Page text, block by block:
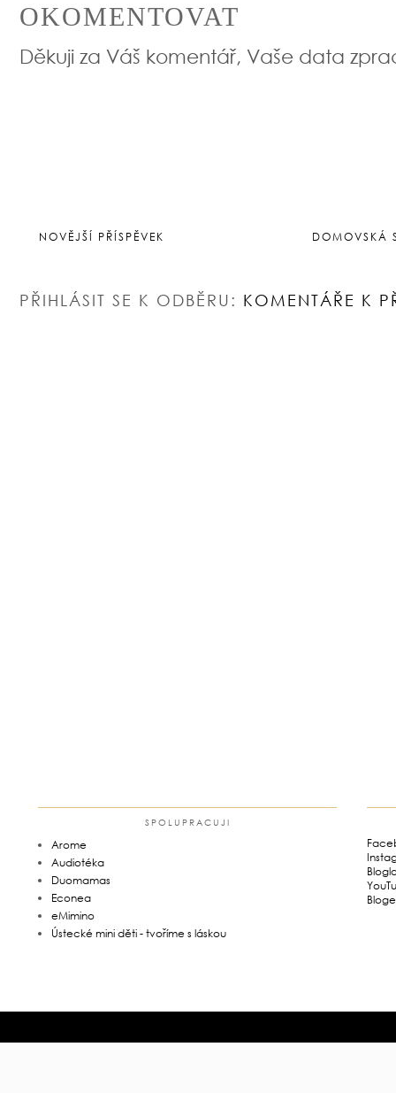
OKOMENTOVAT
Děkuji za Váš komentář, Vaše data
NOVĚJŠÍ PŘÍSPĚVEK DOMOVSKÁ
PŘIHLÁSIT SE K ODBĚRU: KOMENTÁŘE K
SPOLUPRACUJI
Arome
Audiotéka
Duomamas
Econea
eMimino
Ústecké mini děti - tvoříme s láskou